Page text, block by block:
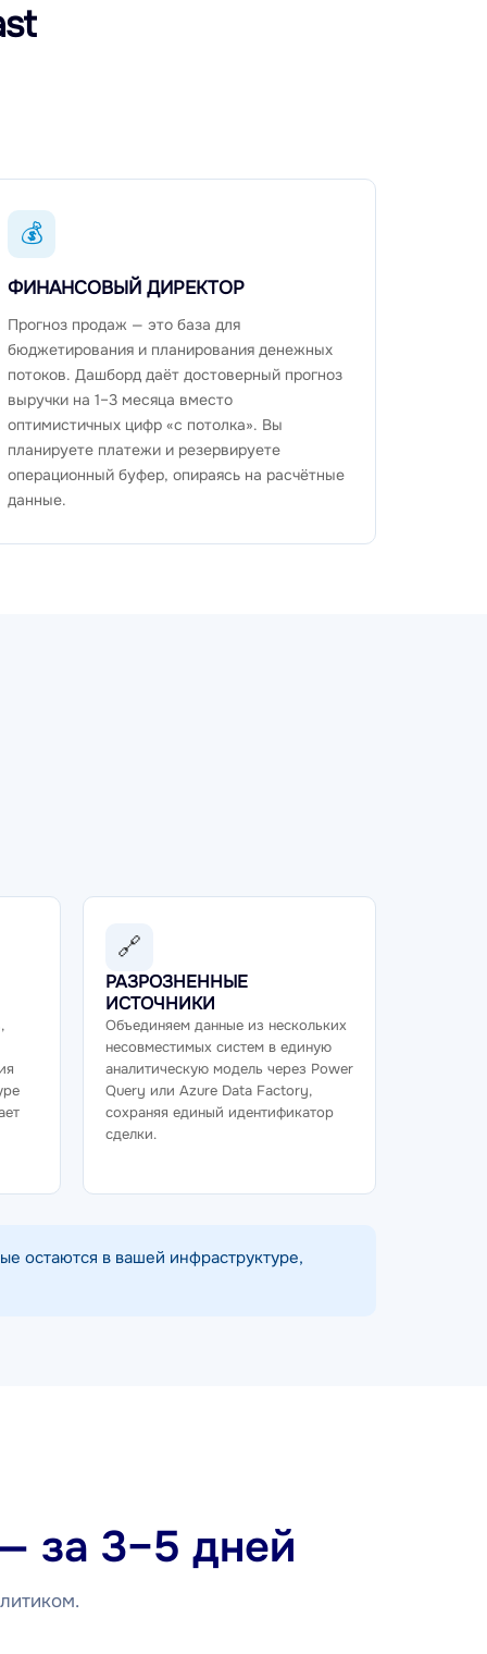
💰
ФИНАНСОВЫЙ ДИРЕКТОР
Прогноз продаж — это база для
бюджетирования и планирования денежных
потоков. Дашборд даёт достоверный прогноз
выручки на 1–3 месяца вместо
оптимистичных цифр «с потолка». Вы
планируете платежи и резервируете
операционный буфер, опираясь на расчётные
данные.
🔗
РАЗРОЗНЕННЫЕ
ИСТОЧНИКИ
Объединяем данные из нескольких
несовместимых систем в единую
аналитическую модель через Power
Query или Azure Data Factory,
сохраняя единый идентификатор
сделки.
остаются в вашей инфраструктуре,
за 3–5 дней